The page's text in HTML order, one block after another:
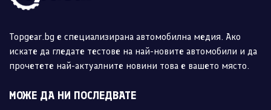
Topgear.bg е специализирана автомобилна медия. Ако
искате да гледате тестове на най-новите автомобили и да
прочетете най-актуалните новини това е вашето място.
МОЖЕ ДА НИ ПОСЛЕДВАТЕ